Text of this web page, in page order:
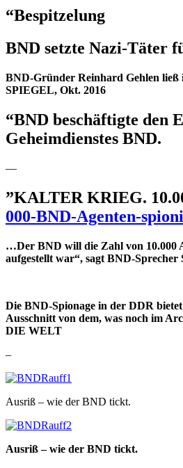
“Bespitzelung
BND setzte Nazi-Täter
BND-Gründer Reinhard Gehlen ließ
SPIEGEL, Okt. 2016
“BND beschäftigte den
Geheimdienstes BND.
—
”KALTER KRIEG.
000-BND-Agenten-
…Der BND will die Zahl von 10.000
aufgestellt war“, sagt BND-
Die BND-Spionage in der DDR
Ausschnitt von dem, was noch im
DIE WELT
–
Ausriß – wie der BND tickt.
Ausriß – wie der BND tickt.